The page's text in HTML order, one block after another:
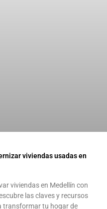
viviendas usadas en
viviendas en Medellín con
las claves y recursos
transformar tu hogar de